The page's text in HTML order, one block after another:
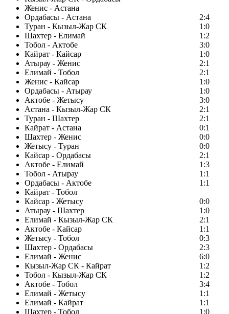
Женис - Астана
Ордабасы - Астана
2:4
Туран - Кызыл-Жар СК
1:0
Шахтер - Елимай
1:2
Тобол - Актобе
3:0
Кайрат - Кайсар
1:0
Атырау - Женис
2:1
Елимай - Тобол
2:1
Женис - Кайсар
1:0
Ордабасы - Атырау
1:0
Актобе - Жетысу
3:0
Астана - Кызыл-Жар СК
2:1
Туран - Шахтер
2:1
Кайрат - Астана
0:1
Шахтер - Женис
0:0
Жетысу - Туран
0:0
Кайсар - Ордабасы
2:1
Актобе - Елимай
1:3
Тобол - Атырау
1:1
Ордабасы - Актобе
1:1
Кайрат - Тобол
Кайсар - Жетысу
0:0
Атырау - Шахтер
1:0
Елимай - Кызыл-Жар СК
2:1
Актобе - Кайсар
1:1
Жетысу - Тобол
0:3
Шахтер - Ордабасы
2:3
Елимай - Женис
6:0
Кызыл-Жар СК - Кайрат
1:2
Тобол - Кызыл-Жар СК
1:2
Актобе - Тобол
3:4
Елимай - Жетысу
1:1
Елимай - Кайрат
1:1
Шахтер - Тобол
1:0